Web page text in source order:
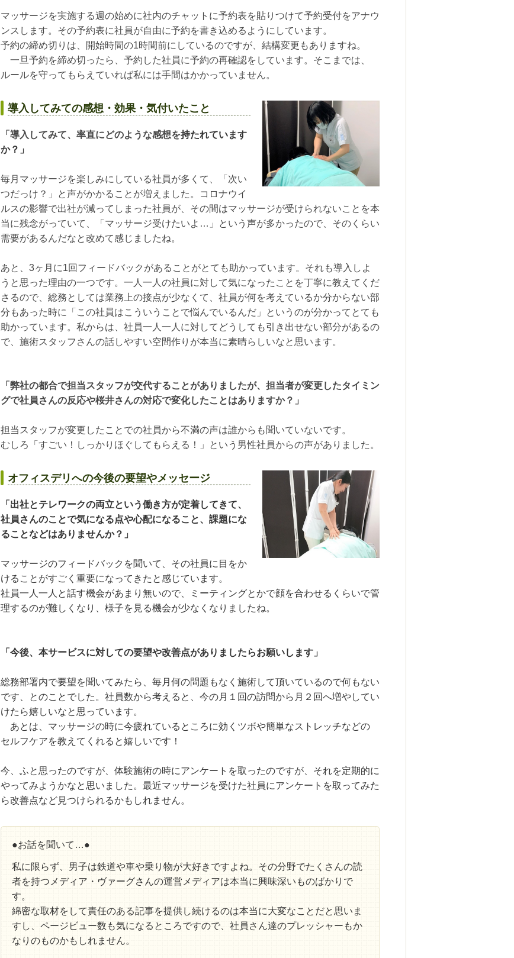
マッサージを実施する週の始めに社内のチャットに予約表を貼りつけて予約受付をアナウ
ンスします。その予約表に社員が自由に予約を書き込めるようにしています。
予約の締め切りは、開始時間の1時間前にしているのですが、結構変更もありますね。
一旦予約を締め切ったら、予約した社員に予約の再確認をしています。そこまでは、
ルールを守ってもらえていれば私には手間はかかっていません。
導入してみての感想・効果・気付いたこと
「導入してみて、率直にどのような感想を持たれています
か？」
毎月マッサージを楽しみにしている社員が多くて、「次い
つだっけ？」と声がかかることが増えました。
コロナウイ
ルスの影響で出社が減ってしまった社員が、その間はマッサージが受けられないことを本
当に残念がっていて、「マッサージ受けたいよ…」という声が多かったので、そのくらい
需要があるんだなと改めて感じましたね。
あと、 3ヶ月に1回フィードバックがあることがとても助かっています。それも導入しよ
うと思った理由の一つです。 一人一人の社員に対して気になったことを丁寧に教えてくだ
さるので、総務としては業務上の接点が少なくて、社員が何を考えているか分からない部
分もあった時に「この社員はこういうことで悩んでいるんだ」というのが分かってとても
助かっています。私からは、社員一人一人に対してどうしても引き出せない部分があるの
で、施術スタッフさんの話しやすい空間作りが本当に素晴らしいなと思います。
「弊社の都合で担当スタッフが交代することがありましたが、担当者が変更したタイミン
グで社員さんの反応や桜井さんの対応で変化したことはありますか？」
担当スタッフが変更したことでの社員から不満の声は誰からも聞いていないです。
むしろ「すごい！しっかりほぐしてもらえる！」という男性社員からの声がありました。
オフィスデリへの今後の要望やメッセージ
「出社とテレワークの両立という働き方が定着してきて、
社員さんのことで気になる点や心配になること、課題にな
ることなどはありませんか？」
マッサージのフィードバックを聞いて、その社員に目をか
けることがすごく重要になってきたと感じています。
社員一人一人と話す機会があまり無いので、ミーティングとかで顔を合わせるくらいで管
理するのが難しくなり、様子を見る機会が少なくなりましたね。
「今後、本サービスに対しての要望や改善点がありましたらお願いします」
総務部署内で要望を聞いてみたら、毎月何の問題もなく施術して頂いているので何もない
です、とのことでした。 社員数から考えると、今の月１回の訪問から月２回へ増やしてい
けたら嬉しいなと思っています。
あとは、マッサージの時に今疲れているところに効くツボや簡単なストレッチなどの
セルフケアを教えてくれると嬉しいです！
今、ふと思ったのですが、体験施術の時にアンケートを取ったのですが、それを定期的に
やってみようかなと思いました。 最近マッサージを受けた社員にアンケートを取ってみた
ら改善点など見つけられるかもしれません。
●お話を聞いて…●
私に限らず、男子は鉄道や車や乗り物が大好きですよね。 その分野でたくさんの読
者を持つメディア・ヴァーグさんの運営メディアは本当に興味深いものばかりで
す。
綿密な取材をして責任のある記事を提供し続けるのは本当に大変なことだと思いま
すし、ページビュー数も気になるところですので、社員さん達のプレッシャーもか
なりのものかもしれません。